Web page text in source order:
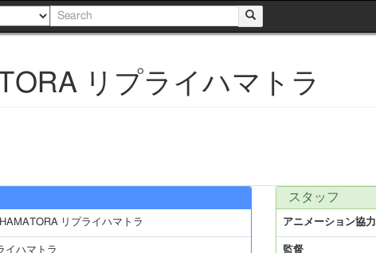
リプライハマトラ
リプライハマトラ
イハマトラ
スタッフ
アニメーション協力
監督